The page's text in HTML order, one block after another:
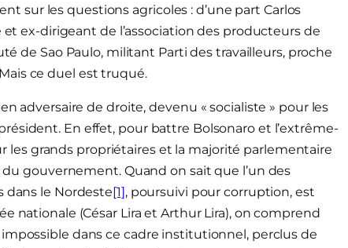
sur les questions agricoles : d’une part Carlos
ex-dirigeant de l’association des producteurs de
de Sao Paulo, militant Parti des travailleurs, proche
ce duel est truqué.
adversaire de droite, devenu « socialiste » pour les
En effet, pour battre Bolsonaro et l’extrême-
les grands propriétaires et la majorité parlementaire
du gouvernement. Quand on sait que l’un des
dans le Nordeste[1], poursuivi pour corruption, est
nationale (César Lira et Arthur Lira), on comprend
dans ce cadre institutionnel, perclus de